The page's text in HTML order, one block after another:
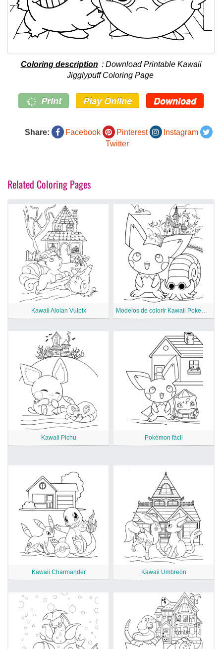
Coloring description : Download Printable Kawaii
Jigglypuff Coloring Page
Print Play Online Download
Share: Facebook Pinterest
Instagram
Twitter
Related Coloring Pages
Kawaii Alolan Vulpix Modelos de colorir Kawaii Pokemon
Kawaii Pichu Pokémon fácil
Kawaii Charmander Kawaii Umbreon